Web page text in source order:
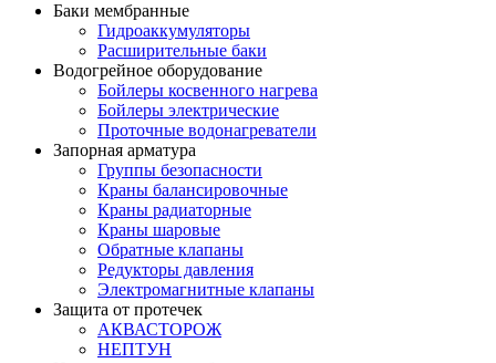
Баки мембранные
Гидроаккумуляторы
Расширительные баки
Водогрейное оборудование
Бойлеры косвенного нагрева
Бойлеры электрические
Проточные водонагреватели
Запорная арматура
Группы безопасности
Краны балансировочные
Краны радиаторные
Краны шаровые
Обратные клапаны
Редукторы давления
Электромагнитные клапаны
Защита от протечек
АКВАСТОРОЖ
НЕПТУН